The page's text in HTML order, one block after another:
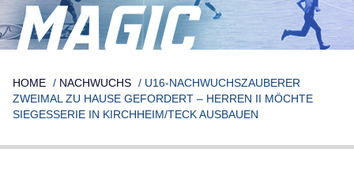
MAGIC
HOME / NACHWUCHS / U16-NACHWUCHSZAUBERER
ZWEIMAL ZU HAUSE GEFORDERT – HERREN II MÖCHTE
SIEGESSERIE IN KIRCHHEIM/TECK AUSBAUEN